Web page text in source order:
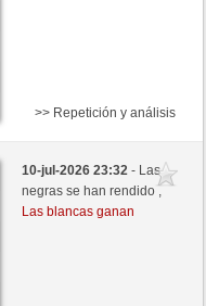
10)
>> Repetición y análisis
10-jul-2026 23:32- Las
negras se han rendido ,
Las blancas ganan